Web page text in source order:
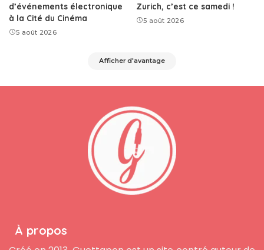
d’événements électronique
à la Cité du Cinéma
5 août 2026
Zurich, c’est ce samedi !
5 août 2026
Afficher d'avantage
À propos